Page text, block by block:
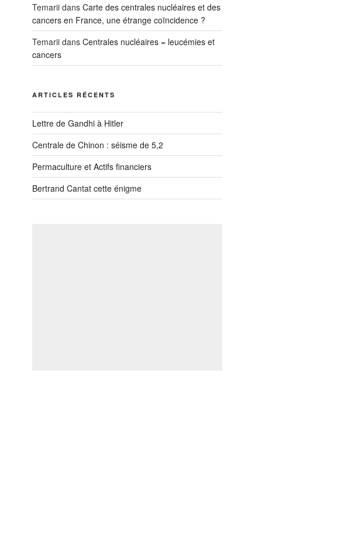
Temariidans Carte des centrales nucléaires et des
cancers en France, une étrange coïncidence ?
Temariidans Centrales nucléaires = leucémies et
cancers
ARTICLES RÉCENTS
Lettre de Gandhi à Hitler
Centrale de Chinon : séisme de 5,2
Permaculture et Actifs financiers
Bertrand Cantat cette énigme